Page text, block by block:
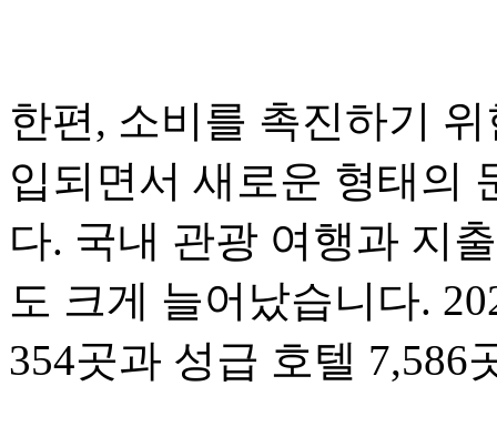
한편, 소비를 촉진하기
입되면서 새로운 형태의
다. 국내 관광 여행과 지
도 크게 늘어났습니다.
354곳과 성급 호텔 7,586